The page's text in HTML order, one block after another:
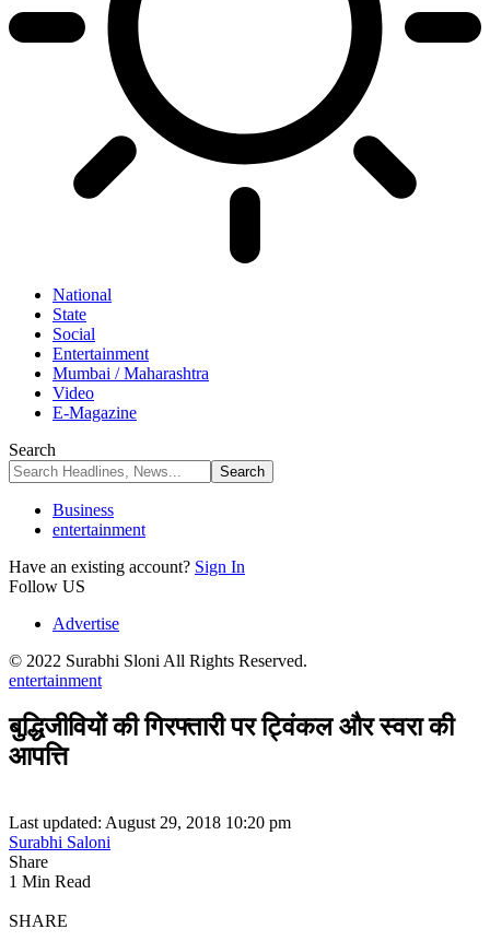
National
State
Social
Entertainment
Mumbai / Maharashtra
Video
E-Magazine
Search
Business
entertainment
Have an existing account? Sign In
Follow US
Advertise
© 2022 Surabhi Sloni All Rights Reserved.
entertainment
बुद्धिजीवियों की गिरफ्तारी पर ट्विंकल और स्वरा की
आपत्ति
Last updated: August 29, 2018 10:20 pm
Surabhi Saloni
Share
1 Min Read
SHARE